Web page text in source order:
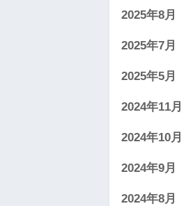
2025年8月
2025年7月
2025年5月
2024年11月
2024年10月
2024年9月
2024年8月